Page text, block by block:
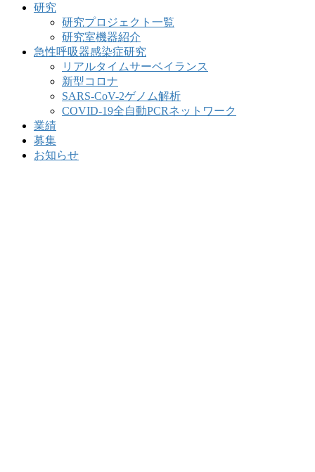
研究
研究プロジェクト一覧
研究室機器紹介
急性呼吸器感染症研究
リアルタイムサーベイランス
新型コロナ
SARS-CoV-2ゲノム解析
COVID-19全自動PCRネットワーク
業績
募集
お知らせ